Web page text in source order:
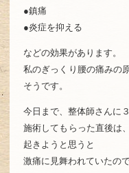
●鎮痛
●炎症を抑える
などの効果があります。
私のぎっくり腰の痛みの
そうです。
今日まで、整体師さんに
施術してもらった直後は
起きようと思うと
激痛に見舞われていたので